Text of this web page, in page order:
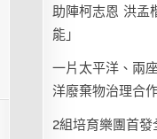
助陣柯志恩 洪孟
能」
一片太平洋、兩
洋廢棄物治理合
2組培育樂團首